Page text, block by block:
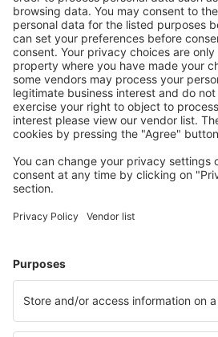
Economiseşte mai mult
Prețuri atractive și oferte
conectați.
Cazarea preferată
Alege din peste 1,3 mil. de
Cele mai căutate cazări de
Cazare în Varna
Cazare în Sunny Beach Cazare în